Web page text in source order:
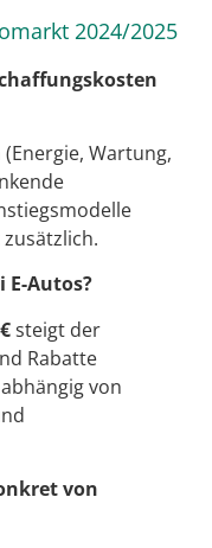
2024/2025
(Energie, Wartung,
E-Autos?
steigt der
Rabatte
von
von